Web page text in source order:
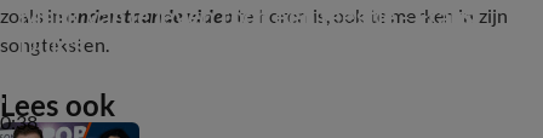
zoals inonderstaande video te horen is, ook te merken in zijn
songteksten.
0:38
Maak van je leven toch een feestje - Frans
Duijts
Lees ook